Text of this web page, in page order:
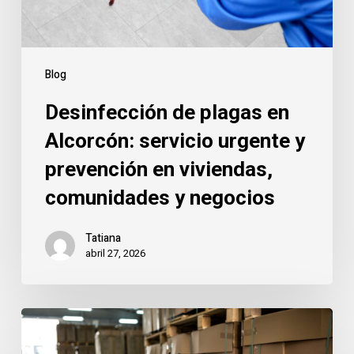
Blog
en
viviendas,
negocios
Desinfección de plagas en
Alcorcón: servicio urgente y
prevención en viviendas,
comunidades y negocios
Tatiana
abril 27, 2026
Garajes